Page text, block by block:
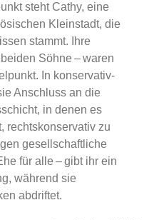
steht Cathy, eine
Kleinstadt, die
stammt. Ihre
Söhne – waren
In konservativ-
Anschluss an die
in denen es
rechtskonservativ zu
gesellschaftliche
für alle – gibt ihr ein
während sie
abdriftet.